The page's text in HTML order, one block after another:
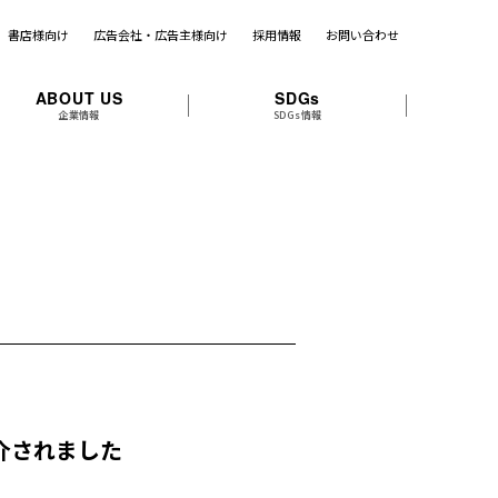
書店様向け 広告会社・広告主様向け 採用情報 お問い合わせ
ABOUT US
企業情報
SDGs
SDGs情報
されました